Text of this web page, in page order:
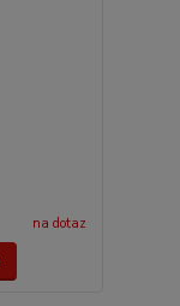
na dotaz